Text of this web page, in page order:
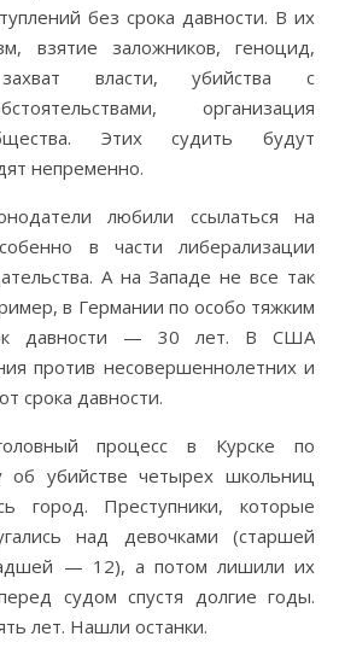
без срока давности. В их
взятие заложников, геноцид,
захват власти, убийства с
организация
Этих судить будут
непременно.
любили ссылаться на
в части либерализации
А на Западе не все так
в Германии по особо тяжким
давности — 30 лет. В США
против несовершеннолетних и
срока давности.
процесс в Курске по
об убийстве четырех школьниц
город. Преступники, которые
над девочками (старшей
— 12), а потом лишили их
судом спустя долгие годы.
лет. Нашли останки.